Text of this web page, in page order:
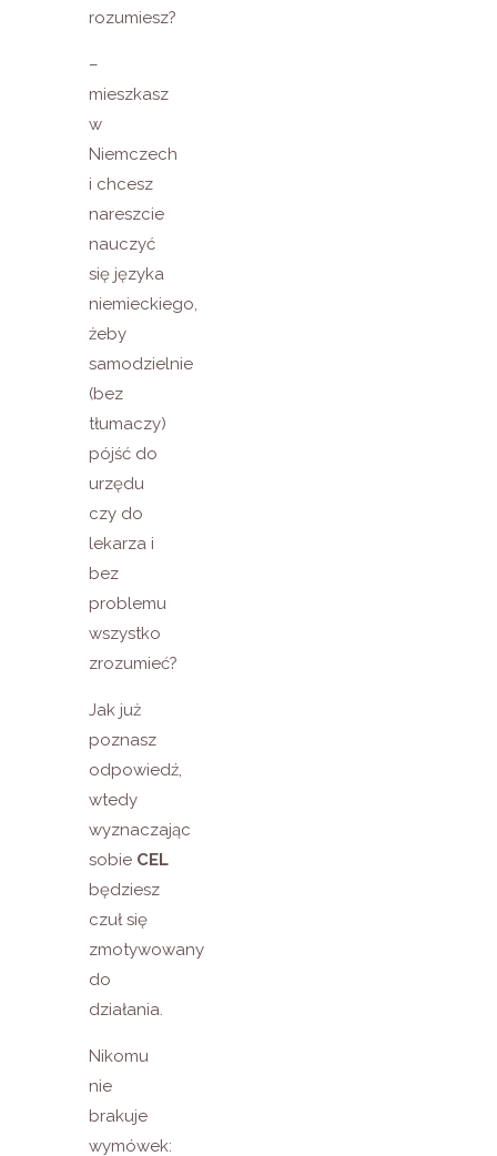
rozumiesz?
–
mieszkasz
w
Niemczech
i chcesz
nareszcie
nauczyć
się języka
niemieckiego,
żeby
samodzielnie
(bez
tłumaczy)
pójść do
urzędu
czy do
lekarza i
bez
problemu
wszystko
zrozumieć?
Jak już
poznasz
odpowiedź,
wtedy
wyznaczając
sobie CEL
będziesz
czuł się
zmotywowany
do
działania.
Nikomu
nie
brakuje
wymówek: